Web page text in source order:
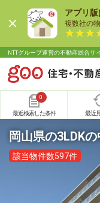
アプリ
複数社の
NTTグループ運営の不動産総合サ
0
最近検索した条件 最近
岡山県の3LDK
該当物件数597件